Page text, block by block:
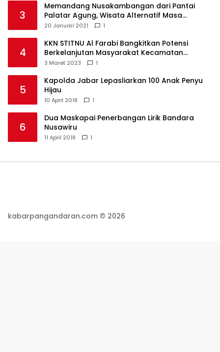
3
Memandang Nusakambangan dari Pantai
Palatar Agung, Wisata Alternatif Masa
Pandemi
20 Januari 2021 1
4
KKN STITNU Al Farabi Bangkitkan Potensi
Berkelanjutan Masyarakat Kecamatan
Langkaplancar
3 Maret 2023 1
5
Kapolda Jabar Lepasliarkan 100 Anak Penyu
Hijau
10 April 2018 1
6
Dua Maskapai Penerbangan Lirik Bandara
Nusawiru
11 April 2018 1
kabarpangandaran.com © 2026